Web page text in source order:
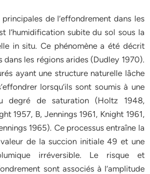
principales de l’effondrement dans les
l’humidification subite du sol sous la
in situ. Ce phénomène a été décrit
dans les régions arides (Dudley 1970).
ayant une structure naturelle lâche
lorsqu’ils sont soumis à une
degré de saturation (Holtz 1948,
1957, B, Jennings 1961, Knight 1961,
1965). Ce processus entraîne la
de la succion initiale 49 et une
irréversible. Le risque et
sont associés à l’amplitude